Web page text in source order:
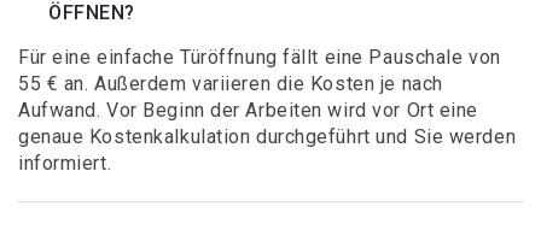
ÖFFNEN?
Für eine einfache Türöffnung fällt eine Pauschale von
55 € an. Außerdem variieren die Kosten je nach
Aufwand. Vor Beginn der Arbeiten wird vor Ort eine
genaue Kostenkalkulation durchgeführt und Sie werden
informiert.